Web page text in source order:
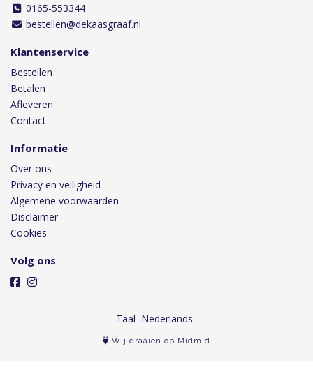
0165-553344
bestellen@dekaasgraaf.nl
Klantenservice
Bestellen
Betalen
Afleveren
Contact
Informatie
Over ons
Privacy en veiligheid
Algemene voorwaarden
Disclaimer
Cookies
Volg ons
Taal
Wij draaien op Midmid